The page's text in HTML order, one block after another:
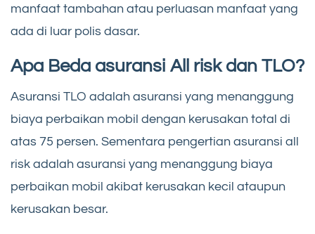
manfaat tambahan atau perluasan manfaat yang
ada di luar polis dasar.
Apa Beda asuransi All risk dan TLO?
Asuransi TLO adalah asuransi yang menanggung
biaya perbaikan mobil dengan kerusakan total di
atas 75 persen. Sementara pengertian asuransi all
risk adalah asuransi yang menanggung biaya
perbaikan mobil akibat kerusakan kecil ataupun
kerusakan besar.